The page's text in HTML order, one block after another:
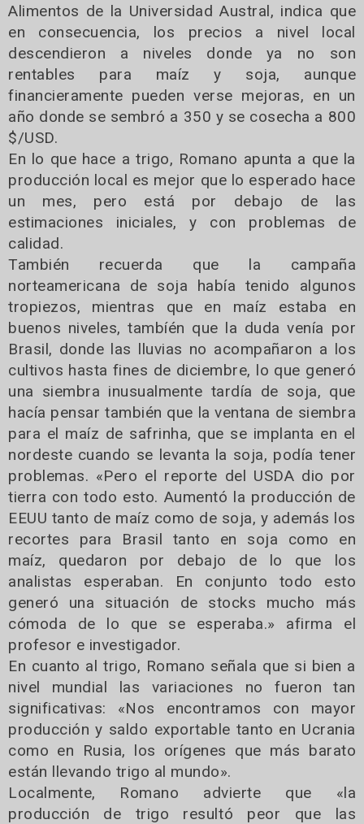
Alimentos de la Universidad Austral, indica que
en consecuencia, los precios a nivel local
descendieron a niveles donde ya no son
rentables para maíz y soja, aunque
financieramente pueden verse mejoras, en un
año donde se sembró a 350 y se cosecha a 800
$/USD.
En lo que hace a trigo, Romano apunta a que la
producción local es mejor que lo esperado hace
un mes, pero está por debajo de las
estimaciones iniciales, y con problemas de
calidad.
También recuerda que la campaña
norteamericana de soja había tenido algunos
tropiezos, mientras que en maíz estaba en
buenos niveles, tambíén que la duda venía por
Brasil, donde las lluvias no acompañaron a los
cultivos hasta fines de diciembre, lo que generó
una siembra inusualmente tardía de soja, que
hacía pensar también que la ventana de siembra
para el maíz de safrinha, que se implanta en el
nordeste cuando se levanta la soja, podía tener
problemas. «Pero el reporte del USDA dio por
tierra con todo esto. Aumentó la producción de
EEUU tanto de maíz como de soja, y además los
recortes para Brasil tanto en soja como en
maíz, quedaron por debajo de lo que los
analistas esperaban. En conjunto todo esto
generó una situación de stocks mucho más
cómoda de lo que se esperaba.» afirma el
profesor e investigador.
En cuanto al trigo, Romano señala que si bien a
nivel mundial las variaciones no fueron tan
significativas: «Nos encontramos con mayor
producción y saldo exportable tanto en Ucrania
como en Rusia, los orígenes que más barato
están llevando trigo al mundo».
Localmente, Romano advierte que «la
producción de trigo resultó peor que las